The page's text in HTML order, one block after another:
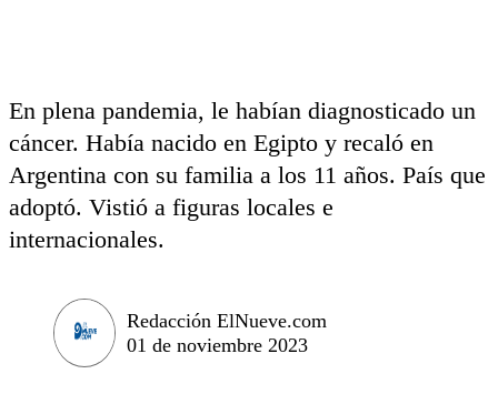
En plena pandemia, le habían diagnosticado un
cáncer. Había nacido en Egipto y recaló en
Argentina con su familia a los 11 años. País que
adoptó. Vistió a figuras locales e
internacionales.
Redacción ElNueve.com
01 de noviembre 2023